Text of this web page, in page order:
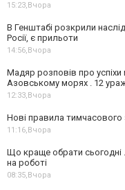
15:23,Вчора
В Генштабі розкрили
Росії, є прильоти
14:56,Вчора
Мадяр розповів про
Азовському морях . 12
12:33,Вчора
Нові правила тимчасового
11:16,Вчора
Що краще обрати сьогодні
на роботі
08:35,Вчора